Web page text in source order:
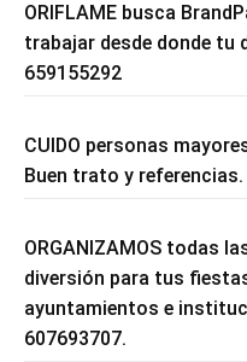
ORIFLAME busca
trabajar desde donde tu
659155292
CUIDO personas
Buen trato y referencias.
ORGANIZAMOS todas
diversión para tus
ayuntamientos e
607693707.